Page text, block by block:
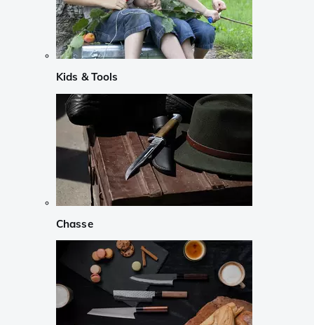
Kids & Tools
Chasse